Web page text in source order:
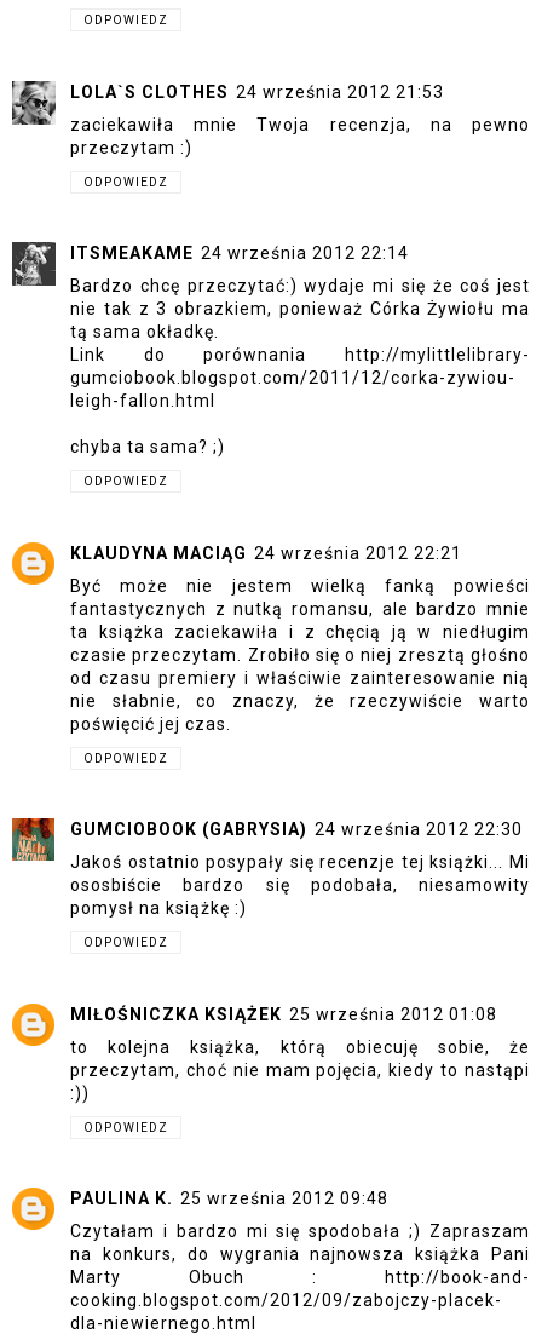
ODPOWIEDZ
LOLA`S CLOTHES 24 września 2012 21:53
zaciekawiła mnie Twoja recenzja, na pewno
przeczytam :)
ODPOWIEDZ
ITSMEAKAME 24 września 2012 22:14
Bardzo chcę przeczytać:) wydaje mi się że coś jest
nie tak z 3 obrazkiem, ponieważ Córka Żywiołu ma
tą sama okładkę.
Link do porównania http://mylittlelibrary-
gumciobook.blogspot.com/2011/12/corka-zywiou-
leigh-fallon.html
chyba ta sama? ;)
ODPOWIEDZ
KLAUDYNA MACIĄG 24 września 2012 22:21
Być może nie jestem wielką fanką powieści
fantastycznych z nutką romansu, ale bardzo mnie
ta książka zaciekawiła i z chęcią ją w niedługim
czasie przeczytam. Zrobiło się o niej zresztą głośno
od czasu premiery i właściwie zainteresowanie nią
nie słabnie, co znaczy, że rzeczywiście warto
poświęcić jej czas.
ODPOWIEDZ
GUMCIOBOOK (GABRYSIA) 24 września 2012 22:30
Jakoś ostatnio posypały się recenzje tej książki... Mi
ososbiście bardzo się podobała, niesamowity
pomysł na książkę :)
ODPOWIEDZ
MIŁOŚNICZKA KSIĄŻEK 25 września 2012 01:08
to kolejna książka, którą obiecuję sobie, że
przeczytam, choć nie mam pojęcia, kiedy to nastąpi
:))
ODPOWIEDZ
PAULINA K. 25 września 2012 09:48
Czytałam i bardzo mi się spodobała ;) Zapraszam
na konkurs, do wygrania najnowsza książka Pani
Marty Obuch : http://book-and-
cooking.blogspot.com/2012/09/zabojczy-placek-
dla-niewiernego.html